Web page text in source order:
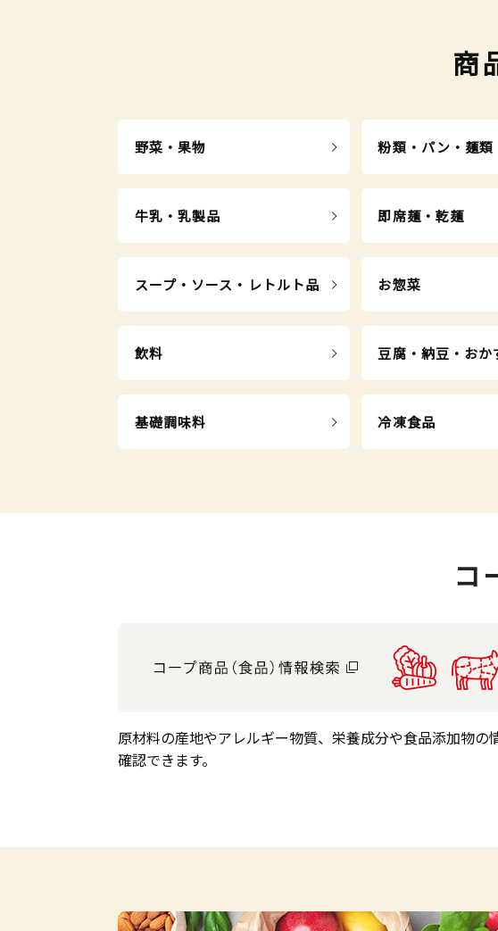
商
野菜・果物 粉類・パン・麺類
牛乳・乳製品 即席麺・乾麺
スープ・ソース・レトルト品 お惣菜
飲料 豆腐・納豆・おか
基礎調味料 冷凍食品
コ
原材料の産地やアレルギー物質、栄養成分や食品添加物の
確認できます。